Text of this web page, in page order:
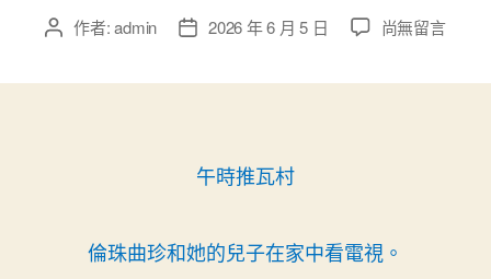
文 作者:admin
文 2026 年 6 月 5 日
在
瓦
村
尚無留言
午時推瓦村
倫珠曲珍和她的兒子在家中看電視。